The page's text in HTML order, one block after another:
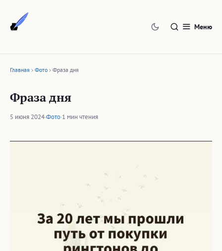
содержимому
Меню
Главная Фото Фраза дня
Фраза дня
5 июня 2024·Фото·1 мин чтения